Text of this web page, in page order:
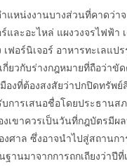
แหน่งงานบางส่วนที่คาดว่
และอะไหล่ แผงวงจรไฟ
เฟอร์นิเจอร์ อาหารทะเล
วกับร่างกฎหมายที่ถือว่า
องที่ต้องสงสัยว่าปกปิดทรั
การเสนอชื่อโดยประธาน
เขาควรเป็นวันที่กฎบัตรมี
งศาล ซึ่งอาจนำไปสู่สถาน
านมาจากการถกเถียงว่า